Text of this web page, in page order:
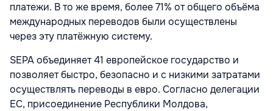
платежи. В то же время, более 71% от общего объёма
международных переводов были осуществлены
через эту платёжную систему.
SEPA объединяет 41 европейское государство и
позволяет быстро, безопасно и с низкими затратами
осуществлять переводы в евро. Согласно делегации
ЕС, присоединение Республики Молдова,